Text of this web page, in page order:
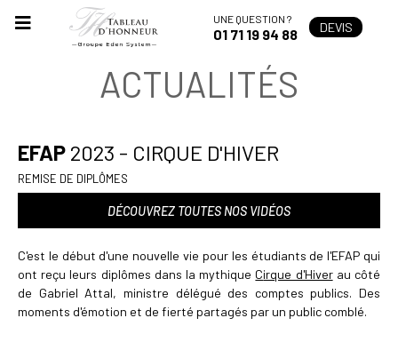
UNE QUESTION ?
01 71 19 94 88 DEVIS
ACTUALITÉS
EFAP 2023 - CIRQUE D'HIVER
REMISE DE DIPLÔMES
DÉCOUVREZ TOUTES NOS VIDÉOS
C'est le début d'une nouvelle vie pour les étudiants de l'EFAP qui
ont reçu leurs diplômes dans la mythiqueCirque d'Hiverau côté
de Gabriel Attal, ministre délégué des comptes publics. Des
moments d'émotion et de fierté partagés par un public comblé.